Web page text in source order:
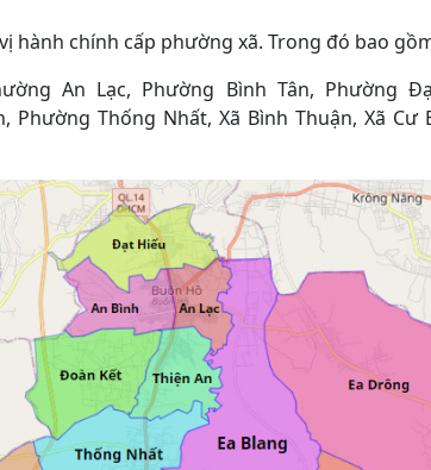
hành chính cấp phường xã. Trong đó bao
An Lạc, Phường Bình Tân, Phường
Phường Thống Nhất, Xã Bình Thuận, Xã Cư